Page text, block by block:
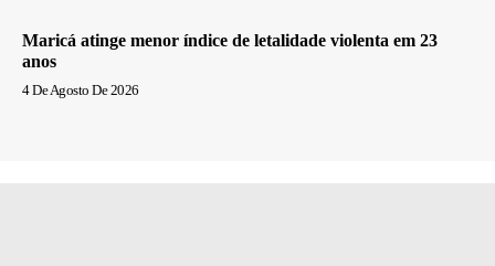
Maricá atinge menor índice de letalidade violenta em 23
anos
4 De Agosto De 2026